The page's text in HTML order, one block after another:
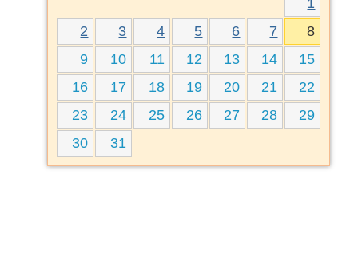
1
2
3 4 5 6 7
8
9
10 11 12 13 14
15
16
17 18 19 20 21
22
23
24 25 26 27 28
29
30
31